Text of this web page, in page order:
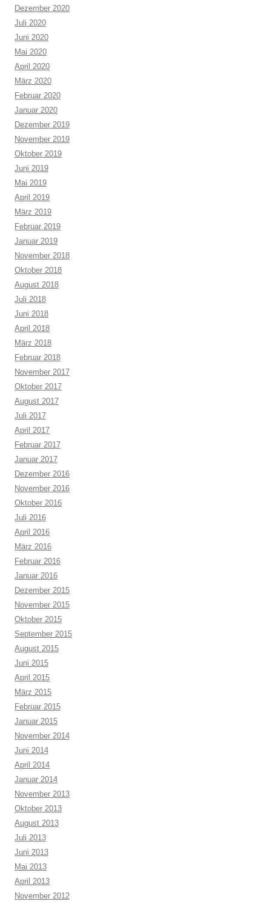
Dezember 2020
Juli 2020
Juni 2020
Mai 2020
April 2020
März 2020
Februar 2020
Januar 2020
Dezember 2019
November 2019
Oktober 2019
Juni 2019
Mai 2019
April 2019
März 2019
Februar 2019
Januar 2019
November 2018
Oktober 2018
August 2018
Juli 2018
Juni 2018
April 2018
März 2018
Februar 2018
November 2017
Oktober 2017
August 2017
Juli 2017
April 2017
Februar 2017
Januar 2017
Dezember 2016
November 2016
Oktober 2016
Juli 2016
April 2016
März 2016
Februar 2016
Januar 2016
Dezember 2015
November 2015
Oktober 2015
September 2015
August 2015
Juni 2015
April 2015
März 2015
Februar 2015
Januar 2015
November 2014
Juni 2014
April 2014
Januar 2014
November 2013
Oktober 2013
August 2013
Juli 2013
Juni 2013
Mai 2013
April 2013
November 2012